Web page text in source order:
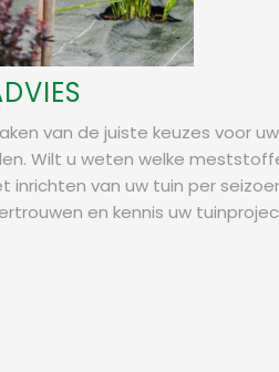
van de juiste keuzes voor
Wilt u weten welke
van uw tuin per
en kennis uw